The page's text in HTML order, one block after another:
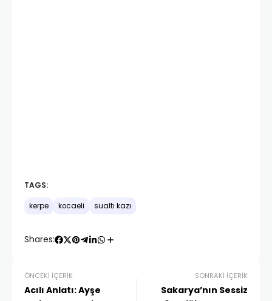
TAGS:
kerpe kocaeli sualtı kazı
Shares:
ÖNCEKI İÇERIK
Acılı Anlatı: Ayşe
SONRAKI İÇERIK
Sakarya’nın Sessiz